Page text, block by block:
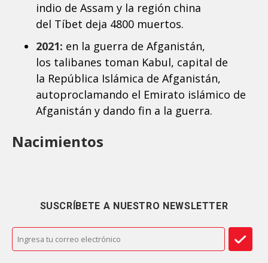
indio de Assam y la región china
del Tíbet deja 4800 muertos.
2021: en la guerra de Afganistán,
los talibanes toman Kabul, capital de
la República Islámica de Afganistán,
autoproclamando el Emirato islámico de
Afganistán y dando fin a la guerra.
Nacimientos
SUSCRÍBETE A NUESTRO NEWSLETTER